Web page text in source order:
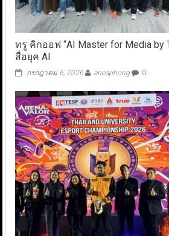
ทรู คิกออฟ “AI Master for Media by
สื่อยุค AI
กรกฎาคม 6, 2026 aneaphong 0